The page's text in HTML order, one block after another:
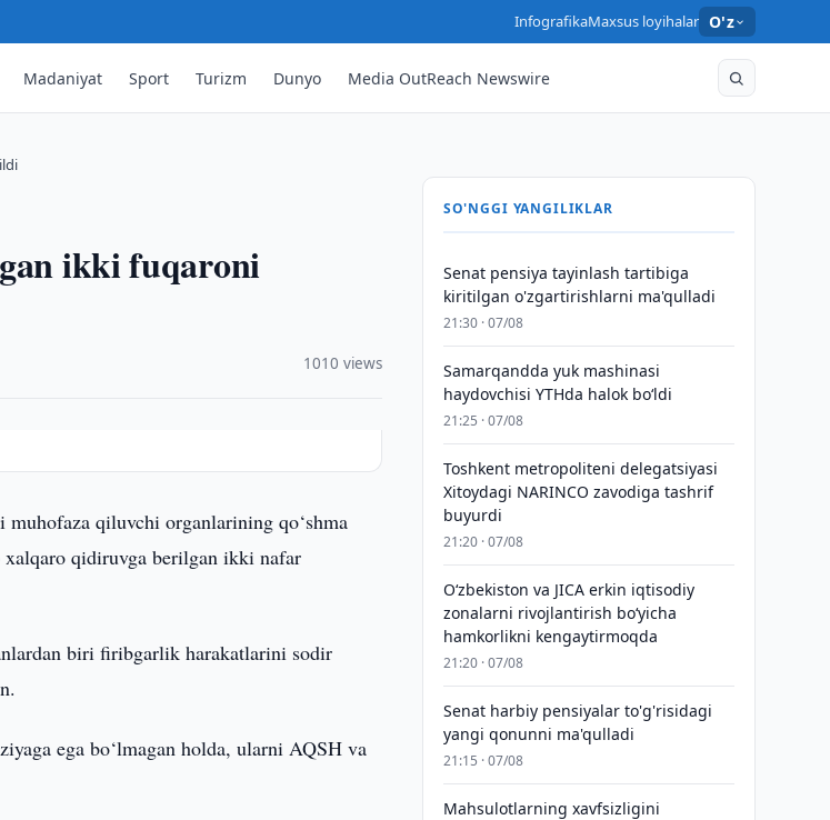
InfografikaMaxsus loyihalar O'z
Madaniyat Sport Turizm Dunyo Media OutReach Newswire
ikki fuqaroni
1010 views
muhofaza qiluvchi organlarining qo‘shma
qidiruvga berilgan ikki nafar
biri firibgarlik harakatlarini sodir
ega bo‘lmagan holda, ularni AQSH va
SO'NGGI YANGILIKLAR
Senat pensiya tayinlash tartibiga
kiritilgan o'zgartirishlarni ma'qulladi
21:30 · 07/08
Samarqandda yuk mashinasi
haydovchisi YTHda halok bo‘ldi
21:25 · 07/08
Toshkent metropoliteni delegatsiyasi
Xitoydagi NARINCO zavodiga tashrif
buyurdi
21:20 · 07/08
Oʻzbekiston va JICA erkin iqtisodiy
zonalarni rivojlantirish boʻyicha
hamkorlikni kengaytirmoqda
21:20 · 07/08
Senat harbiy pensiyalar to'g'risidagi
yangi qonunni ma'qulladi
21:15 · 07/08
Mahsulotlarning xavfsizligini